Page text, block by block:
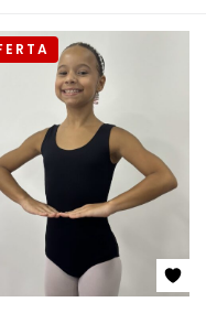
Esqueceu a senha?